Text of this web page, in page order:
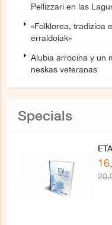
Pellizzari en las
«Folklorea, tradizioa
erraldoiak»
Alubia arrocina y un
neskas veteranas
Specials